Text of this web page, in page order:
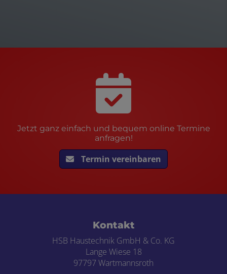
Jetzt ganz einfach und bequem online Termine
anfragen!
Termin vereinbaren
Footer - Kontaktdaten und
Kontakt
HSB Haustechnik GmbH & Co. KG
Lange Wiese 18
97797 Wartmannsroth